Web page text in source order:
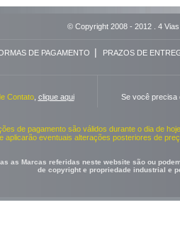
© Copyright 2008 - 2012 . 4
DE PAGAMENTO | PRAZOS DE
Contato, clique aqui Se você precisa
de pagamento são válidos durante o dia de
aplicarão eventuais alterações posteriores de
as Marcas referidas neste website são ou
de copyright e propriedade industrial e